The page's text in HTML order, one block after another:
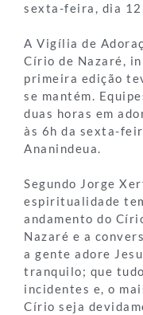
sexta-feira, dia
A Vigília de
Círio de Nazaré,
primeira edição
se mantém.
duas horas em
às 6h da sexta-
Ananindeua.
Segundo Jorge
espiritualidade
andamento do
Nazaré e a
a gente adore
tranquilo; que
incidentes e, o
Círio seja